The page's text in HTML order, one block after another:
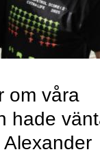
om våra
hade